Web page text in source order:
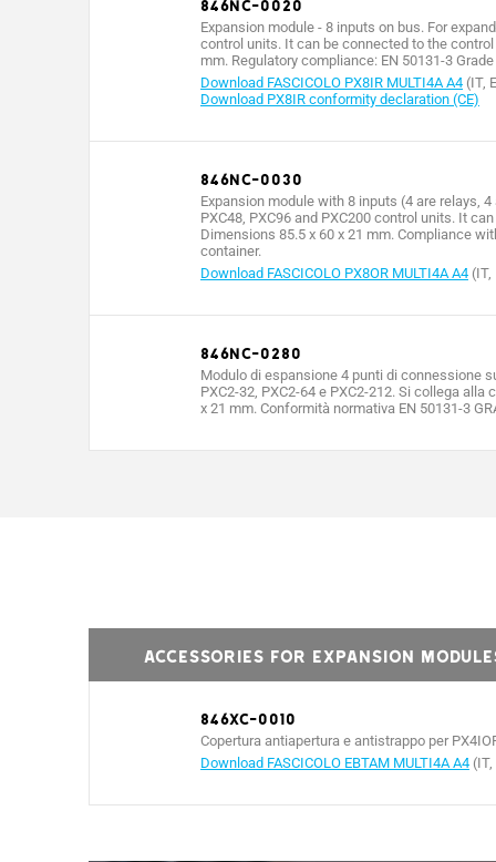
846NC-0020
Expansion module - 8 inputs on bus. For
control units. It can be connected to the
mm. Regulatory compliance: EN 50131-3
Download FASCICOLO PX8IR MULTI4A A4 (IT,
Download PX8IR conformity declaration (CE)
846NC-0030
Expansion module with 8 inputs (4 are relays,
PXC48, PXC96 and PXC200 control units. It
Dimensions 85.5 x 60 x 21 mm. Compliance
container.
Download FASCICOLO PX8OR MULTI4A A4 (IT,
846NC-0280
Modulo di espansione 4 punti di connessione
PXC2-32, PXC2-64 e PXC2-212. Si collega
x 21 mm. Conformità normativa EN 50131-3
ACCESSORIES FOR EXPANSION
846XC-0010
Copertura antiapertura e antistrappo per
Download FASCICOLO EBTAM MULTI4A A4 (IT,